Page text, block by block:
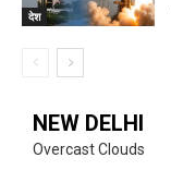
देश
NEW DELHI
Overcast Clouds